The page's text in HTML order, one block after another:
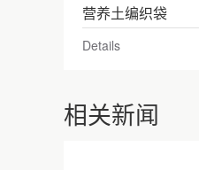
营养土编织袋
Details
相关新闻